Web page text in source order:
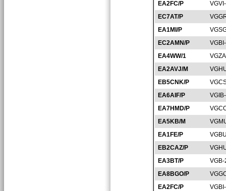
EA2FC/P
EC7AT/P
EA1MI/P
EC2AMN/P
EA4WW/1
EA2AVJ/M
EB5CNK/P
EA6AIF/P
EA7HMD/P
EA5KB/M
EA1FE/P
EB2CAZ/P
EA3BT/P
EA8BGO/P
EA2FC/P